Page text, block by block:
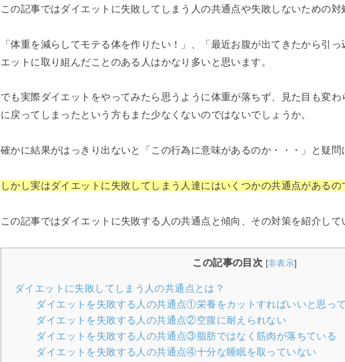
この記事ではダイエットに失敗してしまう人の共通点や失敗しないための対
「体重を減らしてモテる体を作りたい！」、「最近お腹が出てきたから引
エットに取り組んだことのある人はかなり多いと思います。
でも実際ダイエットをやってみたら思うように体重が落ちず、見た目も変
に戻ってしまったという方もまた少なくないのではないでしょうか。
確かに結果がはっきり出ないと「この行為に意味があるのか・・・」と疑問
しかし実はダイエットに失敗してしまう人達にはいくつかの共通点があるの
この記事ではダイエットに失敗する人の共通点と傾向、その対策を紹介して
この記事の目次 [非表示]
ダイエットに失敗してしまう人の共通点とは？
ダイエットを失敗する人の共通点①栄養をカットすればいいと思っ
ダイエットを失敗する人の共通点②空腹に耐えられない
ダイエットを失敗する人の共通点③脂肪ではなく筋肉が落ちている
ダイエットを失敗する人の共通点④十分な睡眠を取っていない